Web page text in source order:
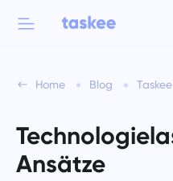
Home Blog
Ansätze
Taskee-Funktionen
Erfahren Sie mehr über 7
Branchen